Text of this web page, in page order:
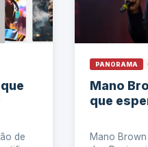
de
PANORAMA
Mano
que
Mano